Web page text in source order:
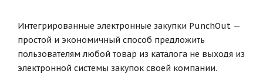
Интегрированные электронные закупки PunchOut —
простой и экономичный способ предложить
пользователям любой товар из каталога не выходя из
электронной системы закупок своей компании.